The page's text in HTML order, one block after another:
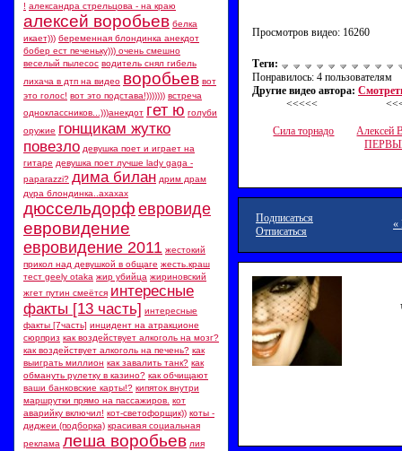
! александра стрельцова - на краю
алексей воробьев белка
икает))) беременная блондинка анекдот
бобер ест печеньку))) очень смешно
веселый пылесос водитель снял гибель
лихача в дтп на видео воробьев вот
это голос! вот это подстава!))))))) встреча
одноклассников...)))анекдот гет ю голуби
оружие гонщикам жутко
повезло девушка поет и играет на
гитаре девушка поет лучше lady gaga -
paparazzi? дима билан дрим драм
дура блондинка..ахахах
дюссельдорф евровиде
евровидение
евровидение 2011 жестокий
прикол над девушкой в общаге жесть.краш
тест geely otaka жир убийца жириновский
жгет путин смеётся интересные
факты [13 часть] интересные
факты [7часть] инцидент на атракционе
сюрприз как воздействует алкоголь на мозг?
как воздействует алкоголь на печень? как
выиграть миллион как завалить танк? как
обмануть рулетку в казино? как обчищают
ваши банковские карты!? кипяток внутри
маршрутки прямо на пассажиров. кот
аварийку включил! кот-светофорщик)) коты -
диджеи (подборка) красивая социальная
реклама леша воробьев лия
Просмотров видео: 16260
Теги:
Понравилось: 4 пользователям
Другие видео автора:
<<<<<
Сила торнадо
Алексей
Подписаться
Отписаться
«